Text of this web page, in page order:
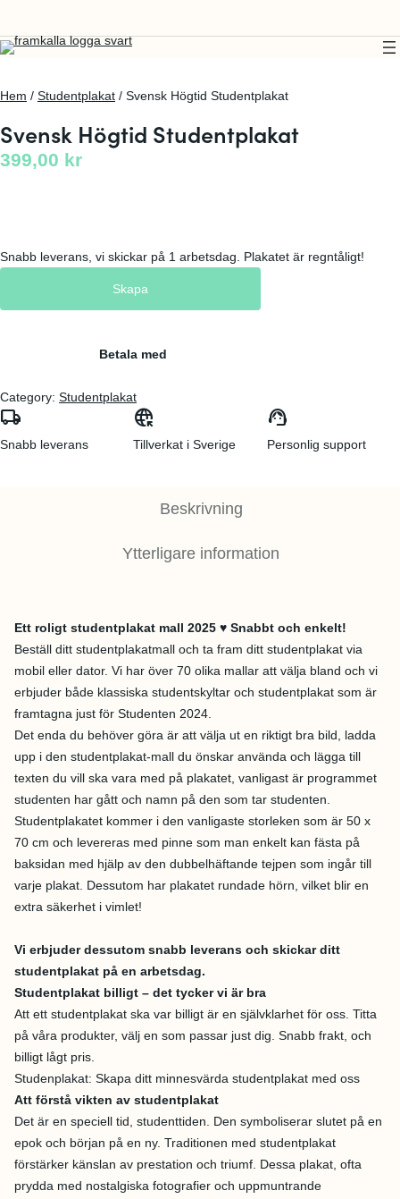
Hem / Studentplakat / Svensk Högtid Studentplakat
Svensk Högtid Studentplakat
399,00 kr
Snabb leverans, vi skickar på 1 arbetsdag. Plakatet är regntåligt!
Skapa
Betala med
Category: Studentplakat
local_shipping
Snabb leverans
captive_portal
Tillverkat i Sverige
support_agent
Personlig support
Beskrivning
Ytterligare information
Ett roligt studentplakat mall 2025 ♥ Snabbt och enkelt!
Beställ ditt studentplakatmall och ta fram ditt studentplakat via
mobil eller dator. Vi har över 70 olika mallar att välja bland och vi
erbjuder både klassiska studentskyltar och studentplakat som är
framtagna just för Studenten 2024.
Det enda du behöver göra är att välja ut en riktigt bra bild, ladda
upp i den studentplakat-mall du önskar använda och lägga till
texten du vill ska vara med på plakatet, vanligast är programmet
studenten har gått och namn på den som tar studenten.
Studentplakatet kommer i den vanligaste storleken som är 50 x
70 cm och levereras med pinne som man enkelt kan fästa på
baksidan med hjälp av den dubbelhäftande tejpen som ingår till
varje plakat. Dessutom har plakatet rundade hörn, vilket blir en
extra säkerhet i vimlet!
Vi erbjuder dessutom snabb leverans och skickar ditt
studentplakat på en arbetsdag.
Studentplakat billigt – det tycker vi är bra
Att ett studentplakat ska var billigt är en självklarhet för oss. Titta
på våra produkter, välj en som passar just dig. Snabb frakt, och
billigt lågt pris.
Studenplakat: Skapa ditt minnesvärda studentplakat med oss
Att förstå vikten av studentplakat
Det är en speciell tid, studenttiden. Den symboliserar slutet på en
epok och början på en ny. Traditionen med studentplakat
förstärker känslan av prestation och triumf. Dessa plakat, ofta
prydda med nostalgiska fotografier och uppmuntrande